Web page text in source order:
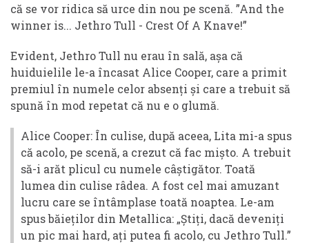
că se vor ridica să urce din nou pe scenă. ”And the
winner is... Jethro Tull - Crest Of A Knave!”
Evident, Jethro Tull nu erau în sală, așa că
huiduielile le-a încasat Alice Cooper, care a primit
premiul în numele celor absenți și care a trebuit să
spună în mod repetat că nu e o glumă.
Alice Cooper: În culise, după aceea, Lita mi-a spus
că acolo, pe scenă, a crezut că fac mișto. A trebuit
să-i arăt plicul cu numele câștigător. Toată
lumea din culise râdea. A fost cel mai amuzant
lucru care se întâmplase toată noaptea. Le-am
spus băieților din Metallica: „Știți, dacă deveniți
un pic mai hard, ați putea fi acolo, cu Jethro Tull.”